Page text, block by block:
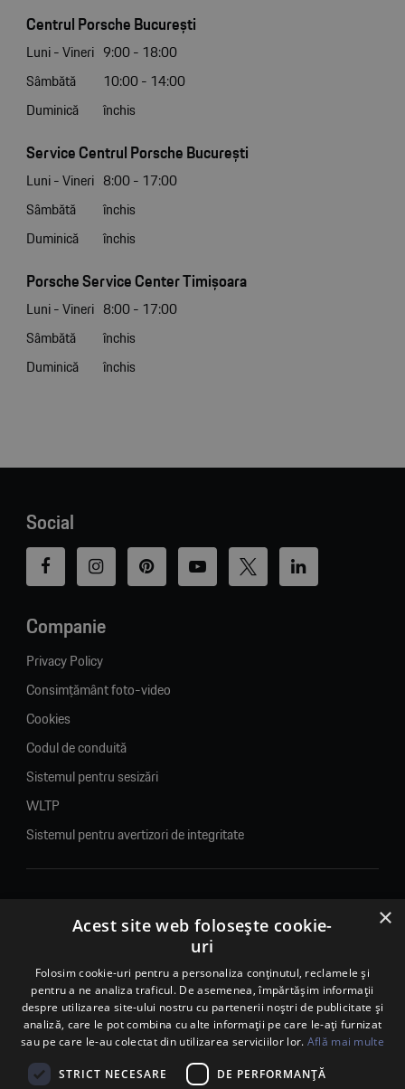
Centrul Porsche București
Luni - Vineri 9:00 - 18:00
Sâmbătă
10:00 - 14:00
Duminică
închis
Service Centrul Porsche București
Luni - Vineri 8:00 - 17:00
Sâmbătă
închis
Duminică
închis
Porsche Service Center Timișoara
Luni - Vineri 8:00 - 17:00
Sâmbătă
închis
Duminică
închis
Social
Companie
Privacy Policy
Consimțământ foto-video
Cookies
Codul de conduită
Sistemul pentru sesizări
WLTP
Sistemul pentru avertizori de integritate
© 2026. Porsche Inter Auto Romania. Toate drepturile rezervate.
Porsche Inter Auto Romania SRL
RO22188461 J2007002067233
B-dul Pipera, nr. 2, Sala 1, Etaj 2, Voluntari, jud.Ilfov - sediu
social
B-dul Pipera, nr. 1/X, Centrul Porsche București – PCB,
Voluntari, jud. Ilfov – punct de lucru
Calea Lugojului, nr. 136, loc. Ghiroda, jud. Timiș – punct de
×
Acest site web folosește cookie-
uri
Folosim cookie-uri pentru a personaliza conținutul, reclamele și
pentru a ne analiza traficul. De asemenea, împărtășim informații
despre utilizarea site-ului nostru cu partenerii noștri de publicitate și
analiză, care le pot combina cu alte informații pe care le-ați furnizat
sau pe care le-au colectat din utilizarea serviciilor lor. Află mai multe
STRICT NECESARE DE PERFORMANȚĂ